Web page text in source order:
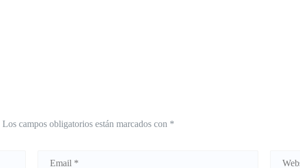
Los campos obligatorios están marcados con *